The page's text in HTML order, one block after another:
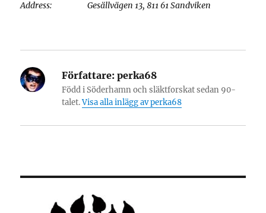
Address:
Gesällvägen 13, 811 61 Sandviken
Författare: perka68
Född i Söderhamn och släktforskat sedan 90-
talet.Visa alla inlägg av perka68